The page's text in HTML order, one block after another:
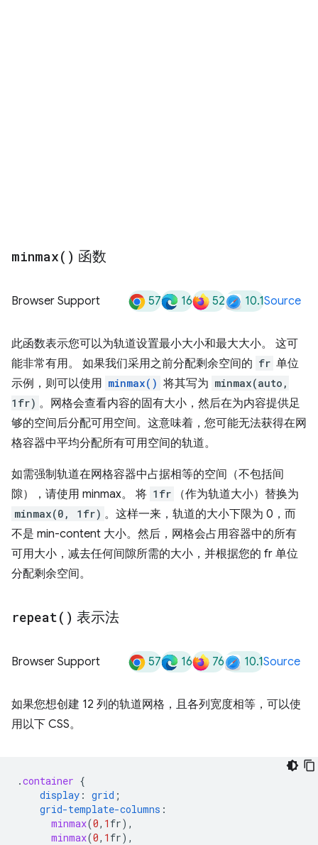
minmax( ) 函数
Browser Support 57 16 52 10.1Source
此函数表示您可以为轨道设置最小大小和最大大小。 这可
能非常有用。 如果我们采用之前分配剩余空间的 fr 单位
示例，则可以使用 minmax() 将其写为 minmax(auto,
1fr) 。网格会查看内容的固有大小，然后在为内容提供足
够的空间后分配可用空间。这意味着，您可能无法获得在网
格容器中平均分配所有可用空间的轨道。
如需强制轨道在网格容器中占据相等的空间（不包括间
隙），请使用 minmax。 将 1fr （作为轨道大小）替换为
minmax(0, 1fr) 。这样一来，轨道的大小下限为 0，而
不是 min-content 大小。然后，网格会占用容器中的所有
可用大小，减去任何间隙所需的大小，并根据您的 fr 单位
分配剩余空间。
repeat( ) 表示法
Browser Support 57 16 76 10.1Source
如果您想创建 12 列的轨道网格，且各列宽度相等，可以使
用以下 CSS。
.container {
display : grid ;
grid-template-columns :
minmax(0, 1 fr),
minmax(0, 1 fr),